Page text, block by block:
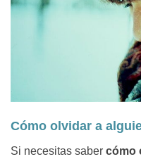
Cómo olvidar a
Si necesitas saber cómo